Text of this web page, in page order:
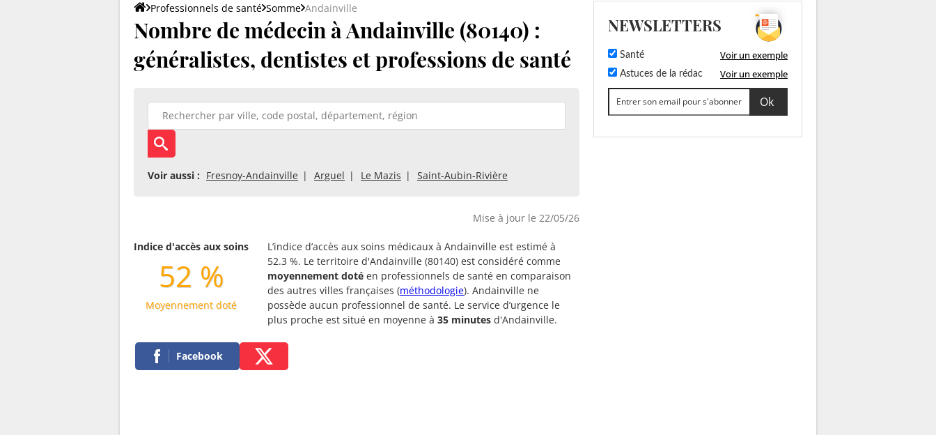
Professionnels de santé Somme Andainville
Nombre de médecin à Andainville (80140) :
généralistes, dentistes et professions de santé
Voir aussi : Fresnoy-Andainville Arguel Le Mazis Saint-Aubin-Rivière
Mise à jour le 22/05/26
Indice d'accès aux soins
52 %
Moyennement doté
L’indice d’accès aux soins médicaux à Andainville est estimé à
52.3 %. Le territoire d'Andainville (80140) est considéré comme
moyennement doté en professionnels de santé en comparaison
des autres villes françaises (méthodologie). Andainville ne
possède aucun professionnel de santé. Le service d’urgence le
plus proche est situé en moyenne à 35 minutes d'Andainville.
Facebook
NEWSLETTERS
Santé Voir un exemple
Astuces de la rédac Voir un exemple